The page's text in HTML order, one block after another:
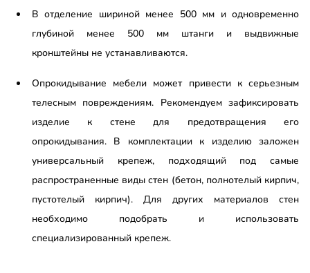
В отделение шириной менее 500 мм и одновременно
глубиной менее 500 мм штанги и выдвижные
кронштейны не устанавливаются.
Опрокидывание мебели может привести к серьезным
телесным повреждениям. Рекомендуем зафиксировать
изделие к стене для предотвращения его
опрокидывания. В комплектации к изделию заложен
универсальный крепеж, подходящий под самые
распространенные виды стен (бетон, полнотелый кирпич,
пустотелый кирпич). Для других материалов стен
необходимо подобрать и использовать
специализированный крепеж.